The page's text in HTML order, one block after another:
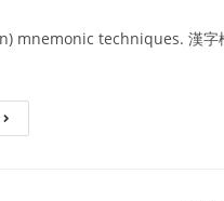
mnemonic techniques. 漢字
Kentei